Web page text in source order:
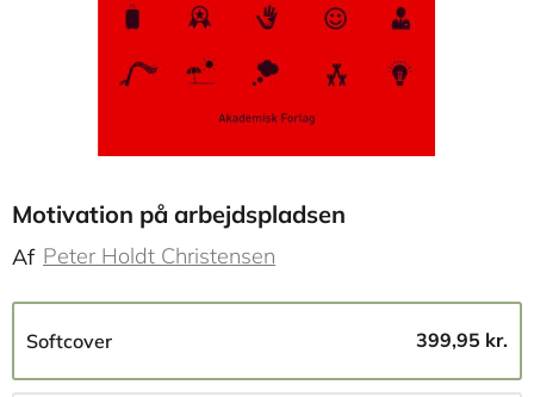
Motivation på arbejdspladsen
Af Peter Holdt Christensen
Softcover 399,95 kr.